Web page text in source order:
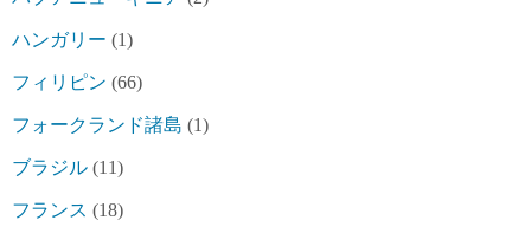
ハンガリー (1)
フィリピン (66)
フォークランド諸島 (1)
ブラジル (11)
フランス (18)